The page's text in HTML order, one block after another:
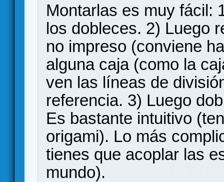
Montarlas es muy fácil:
los dobleces. 2) Luego
no impreso (conviene
alguna caja (como la
ven las líneas de
referencia. 3) Luego
Es bastante intuitivo
origami). Lo más
tienes que acoplar las
mundo).